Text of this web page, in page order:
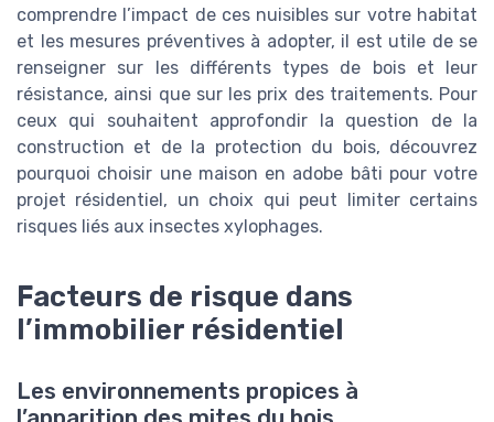
comprendre l’impact de ces nuisibles sur votre habitat
et les mesures préventives à adopter, il est utile de se
renseigner sur les différents types de bois et leur
résistance, ainsi que sur les prix des traitements. Pour
ceux qui souhaitent approfondir la question de la
construction et de la protection du bois, découvrez
pourquoi choisir une maison en adobe bâti pour votre
projet résidentiel, un choix qui peut limiter certains
risques liés aux insectes xylophages.
Facteurs de risque dans
l’immobilier résidentiel
Les environnements propices à